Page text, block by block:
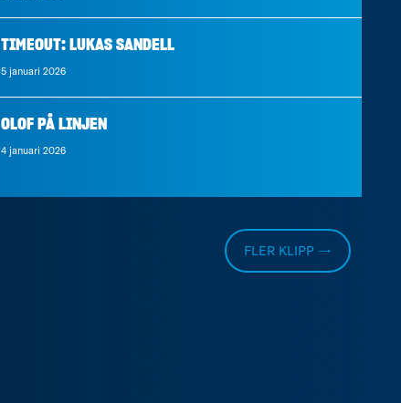
TIMEOUT: LUKAS SANDELL
5 januari 2026
OLOF PÅ LINJEN
4 januari 2026
FLER KLIPP →